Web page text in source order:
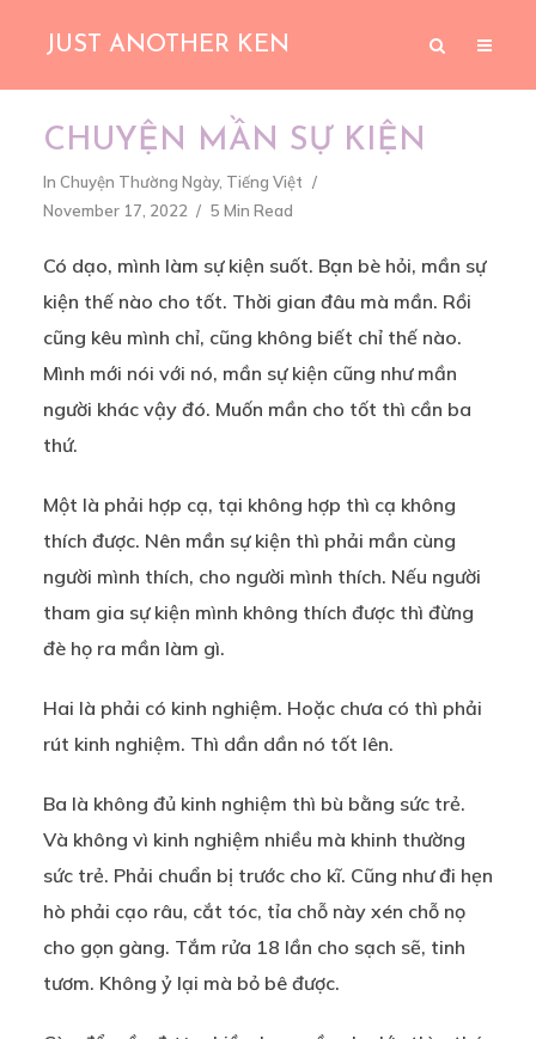
JUST ANOTHER KEN
CHUYỆN MẦN SỰ KIỆN
In Chuyện Thường Ngày, Tiếng Việt
November 17, 2022
5 Min Read
Có dạo, mình làm sự kiện suốt. Bạn bè hỏi, mần sự
kiện thế nào cho tốt. Thời gian đâu mà mần. Rồi
cũng kêu mình chỉ, cũng không biết chỉ thế nào.
Mình mới nói với nó, mần sự kiện cũng như mần
người khác vậy đó. Muốn mần cho tốt thì cần ba
thứ.
Một là phải hợp cạ, tại không hợp thì cạ không
thích được. Nên mần sự kiện thì phải mần cùng
người mình thích, cho người mình thích. Nếu người
tham gia sự kiện mình không thích được thì đừng
đè họ ra mần làm gì.
Hai là phải có kinh nghiệm. Hoặc chưa có thì phải
rút kinh nghiệm. Thì dần dần nó tốt lên.
Ba là không đủ kinh nghiệm thì bù bằng sức trẻ.
Và không vì kinh nghiệm nhiều mà khinh thường
sức trẻ. Phải chuẩn bị trước cho kĩ. Cũng như đi hẹn
hò phải cạo râu, cắt tóc, tỉa chỗ này xén chỗ nọ
cho gọn gàng. Tắm rửa 18 lần cho sạch sẽ, tinh
tươm. Không ỷ lại mà bỏ bê được.